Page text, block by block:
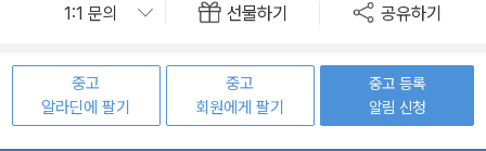
선물하기 공유하기
중고
알라딘에 팔기
중고
회원에게 팔기
중고 등록
알림 신청